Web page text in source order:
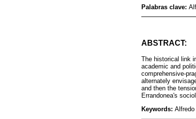
Palabras clave:
ABSTRACT:
The historical link
academic and
comprehensive-
alternately
and then the
Errandonea's
Keywords: